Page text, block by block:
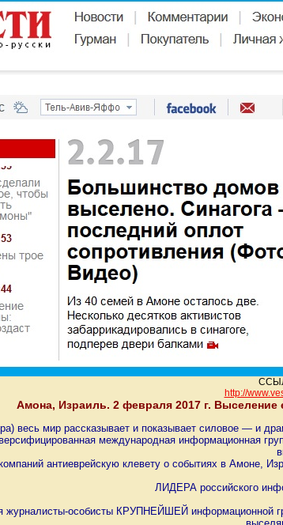
http://
Амона, Израиль. 2 февраля 2017 г.
весь мир рассказывает и показывает силовое — и
международная информационная
антиеврейскую клевету о событиях в Амоне,
ЛИДЕРА российского
особисты КРУПНЕЙШЕЙ информационной